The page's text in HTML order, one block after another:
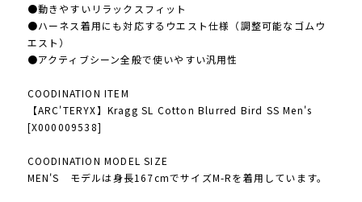
●動きやすいリラックスフィット
●ハーネス着用にも対応するウエスト仕様（調整可能なゴムウ
エスト）
●アクティブシーン全般で使いやすい汎用性
COODINATION ITEM
【ARC'TERYX】Kragg SL Cotton Blurred Bird SS Men's
[X000009538]
COODINATION MODEL SIZE
MEN'S モデルは身長167cmでサイズM-Rを着用しています。